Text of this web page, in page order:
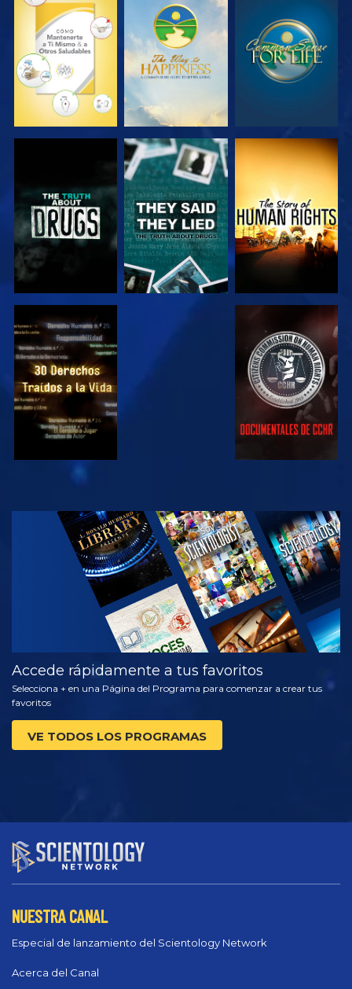
VE VE VE
VE VE
VE VE
VE
EXPLORA LAS
SERIES
Accede rápidamente a tus favoritos
Selecciona + en una Página del Programa para comenzar a crear tus
favoritos
VE TODOS LOS PROGRAMAS
NUESTRA CANAL
Especial de lanzamiento del Scientology Network
Acerca del Canal